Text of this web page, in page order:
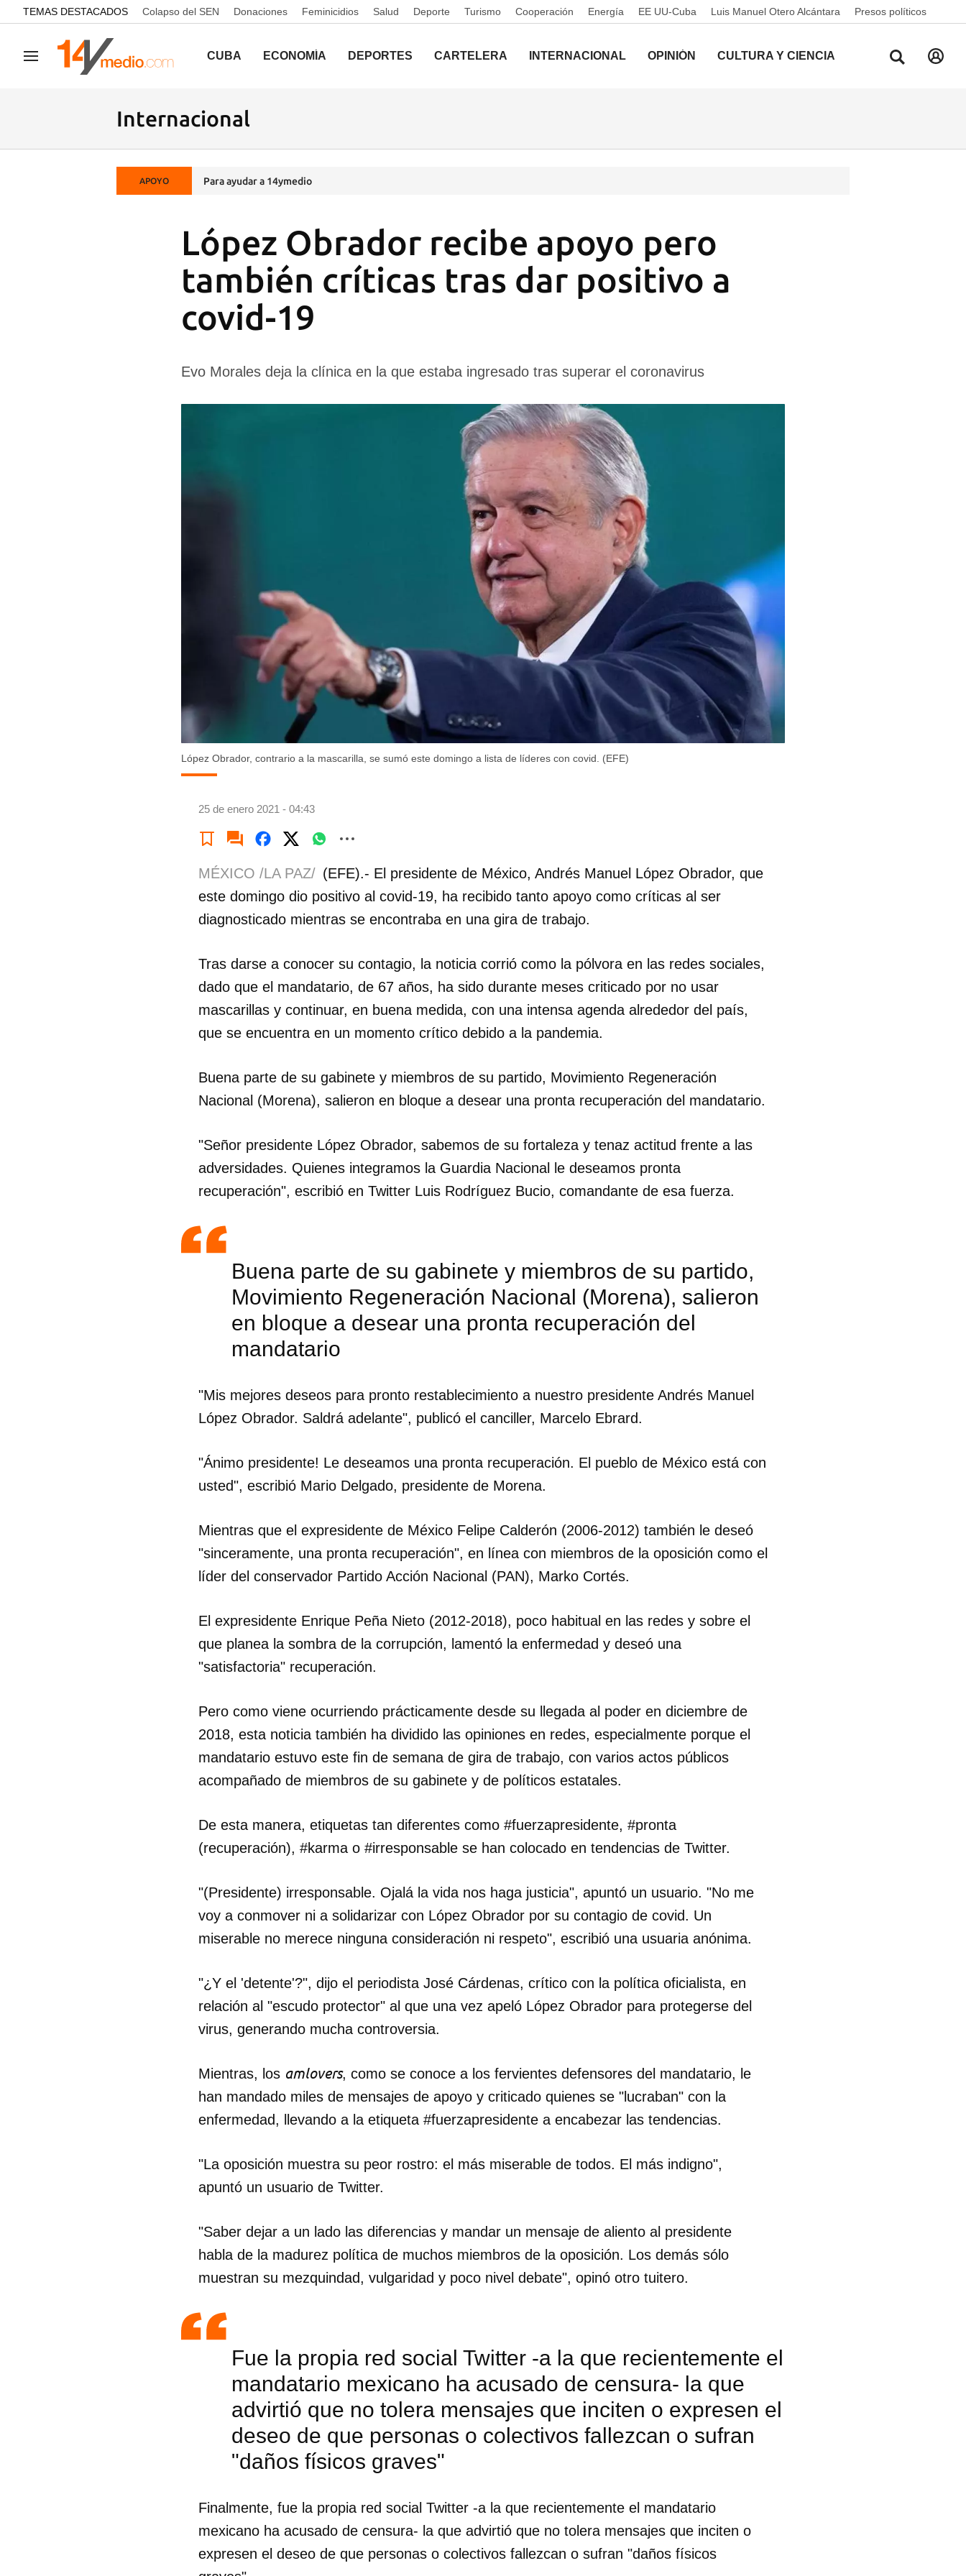
common.go-to-content
TEMAS DESTACADOS Colapso del SEN Donaciones Feminicidios Salud Deporte Turismo Cooperación Energía EE UU-Cuba Luis Manuel Otero Alcántara Presos políticos
Navegación CUBA ECONOMÍA DEPORTES CARTELERA INTERNACIONAL OPINIÓN CULTURA Y CIENCIA
Internacional
APOYO Para ayudar a 14ymedio
López Obrador recibe apoyo pero
también críticas tras dar positivo a
covid-19
Evo Morales deja la clínica en la que estaba ingresado tras superar el coronavirus
López Obrador, contrario a la mascarilla, se sumó este domingo a lista de líderes con covid. (EFE)
25 de enero 2021 - 04:43
Guardar como favorito
Para poder guardar como favorito, primero has de iniciar sesión con tu
INICIAR SESIÓN CANCELAR
MÉXICO /LA PAZ/ (EFE).- El presidente de México, Andrés Manuel López Obrador, que
este domingo dio positivo al covid-19, ha recibido tanto apoyo como críticas al ser
diagnosticado mientras se encontraba en una gira de trabajo.
Tras darse a conocer su contagio, la noticia corrió como la pólvora en las redes sociales,
dado que el mandatario, de 67 años, ha sido durante meses criticado por no usar
mascarillas y continuar, en buena medida, con una intensa agenda alrededor del país,
que se encuentra en un momento crítico debido a la pandemia.
Buena parte de su gabinete y miembros de su partido, Movimiento Regeneración
Nacional (Morena), salieron en bloque a desear una pronta recuperación del mandatario.
"Señor presidente López Obrador, sabemos de su fortaleza y tenaz actitud frente a las
adversidades. Quienes integramos la Guardia Nacional le deseamos pronta
recuperación", escribió en Twitter Luis Rodríguez Bucio, comandante de esa fuerza.
Buena parte de su gabinete y miembros de su partido,
Movimiento Regeneración Nacional (Morena), salieron
en bloque a desear una pronta recuperación del
mandatario
"Mis mejores deseos para pronto restablecimiento a nuestro presidente Andrés Manuel
López Obrador. Saldrá adelante", publicó el canciller, Marcelo Ebrard.
"Ánimo presidente! Le deseamos una pronta recuperación. El pueblo de México está con
usted", escribió Mario Delgado, presidente de Morena.
Mientras que el expresidente de México Felipe Calderón (2006-2012) también le deseó
"sinceramente, una pronta recuperación", en línea con miembros de la oposición como el
líder del conservador Partido Acción Nacional (PAN), Marko Cortés.
El expresidente Enrique Peña Nieto (2012-2018), poco habitual en las redes y sobre el
que planea la sombra de la corrupción, lamentó la enfermedad y deseó una
"satisfactoria" recuperación.
Pero como viene ocurriendo prácticamente desde su llegada al poder en diciembre de
2018, esta noticia también ha dividido las opiniones en redes, especialmente porque el
mandatario estuvo este fin de semana de gira de trabajo, con varios actos públicos
acompañado de miembros de su gabinete y de políticos estatales.
De esta manera, etiquetas tan diferentes como #fuerzapresidente, #pronta
(recuperación), #karma o #irresponsable se han colocado en tendencias de Twitter.
"(Presidente) irresponsable. Ojalá la vida nos haga justicia", apuntó un usuario. "No me
voy a conmover ni a solidarizar con López Obrador por su contagio de covid. Un
miserable no merece ninguna consideración ni respeto", escribió una usuaria anónima.
"¿Y el 'detente'?", dijo el periodista José Cárdenas, crítico con la política oficialista, en
relación al "escudo protector" al que una vez apeló López Obrador para protegerse del
virus, generando mucha controversia.
Mientras, los amlovers, como se conoce a los fervientes defensores del mandatario, le
han mandado miles de mensajes de apoyo y criticado quienes se "lucraban" con la
enfermedad, llevando a la etiqueta #fuerzapresidente a encabezar las tendencias.
"La oposición muestra su peor rostro: el más miserable de todos. El más indigno",
apuntó un usuario de Twitter.
"Saber dejar a un lado las diferencias y mandar un mensaje de aliento al presidente
habla de la madurez política de muchos miembros de la oposición. Los demás sólo
muestran su mezquindad, vulgaridad y poco nivel debate", opinó otro tuitero.
Fue la propia red social Twitter -a la que recientemente el
mandatario mexicano ha acusado de censura- la que
advirtió que no tolera mensajes que inciten o expresen el
deseo de que personas o colectivos fallezcan o sufran
"daños físicos graves"
Finalmente, fue la propia red social Twitter -a la que recientemente el mandatario
mexicano ha acusado de censura- la que advirtió que no tolera mensajes que inciten o
expresen el deseo de que personas o colectivos fallezcan o sufran "daños físicos